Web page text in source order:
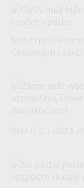
Nebezpečné
Čechových
BOJ O 2. LIGU A